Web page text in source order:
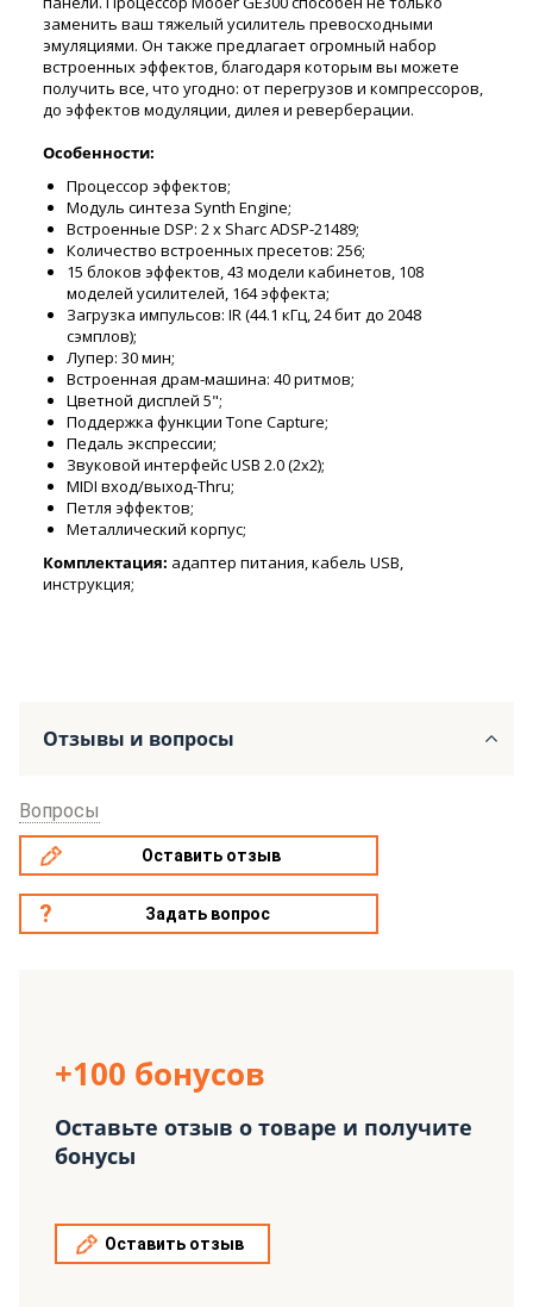
заменить ваш тяжелый усилитель превосходными
эмуляциями. Он также предлагает огромный набор
встроенных эффектов, благодаря которым вы можете
получить все, что угодно: от перегрузов и компрессоров,
до эффектов модуляции, дилея и реверберации.
Особенности:
Процессор эффектов;
Модуль синтеза Synth Engine;
Встроенные DSP: 2 х Sharc ADSP-21489;
Количество встроенных пресетов: 256;
15 блоков эффектов, 43 модели кабинетов, 108
моделей усилителей, 164 эффекта;
Загрузка импульсов: IR (44.1 кГц, 24 бит до 2048
сэмплов);
Лупер: 30 мин;
Встроенная драм-машина: 40 ритмов;
Цветной дисплей 5";
Поддержка функции Tone Capture;
Педаль экспрессии;
Звуковой интерфейс USB 2.0 (2х2);
MIDI вход/выход-Thru;
Петля эффектов;
Металлический корпус;
Комплектация: адаптер питания, кабель USB,
инструкция;
Отзывы и вопросы
Вопросы
Оставить отзыв
Задать вопрос
+100 бонусов
Оставьте отзыв о товаре и получите
бонусы
Оставить отзыв